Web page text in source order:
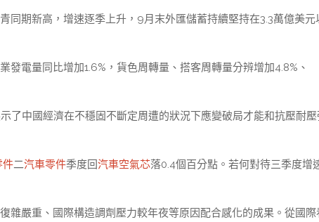
同期新高，增速逐季上升，9月末外匯儲蓄持續堅持在3.3萬億美元
電量同比增加1.6%，貨色周轉量、搭客周轉量分辨增加4.8%、
了中國經濟在不穩固不斷定周遭的狀況下應變破局才能和抗壓耐壓
件二汽車零件季度回汽車空氣芯落0.4個百分點。若何對待三季度增
雜嚴重、國際構造調劑壓力較年夜等原因配合感化的成果。從國際